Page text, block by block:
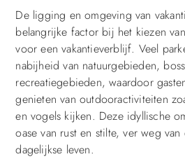
De ligging en omgeving van
belangrijke factor bij het kiezen
voor een vakantieverblijf. Veel
nabijheid van natuurgebieden,
recreatiegebieden, waardoor
genieten van outdooractiviteiten
en vogels kijken. Deze idyllische
oase van rust en stilte, ver weg
dagelijkse leven.